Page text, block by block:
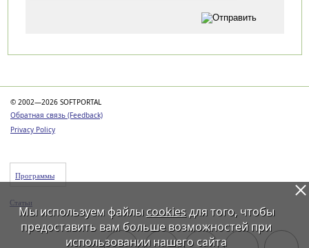
© 2002—2026 SOFTPORTAL
Обратная связь (Feedback)
Privacy Policy
Программы
Статьи
Мы используем файлы cookiesдля того, чтобы
предоставить вам больше возможностей при
использовании нашего сайта